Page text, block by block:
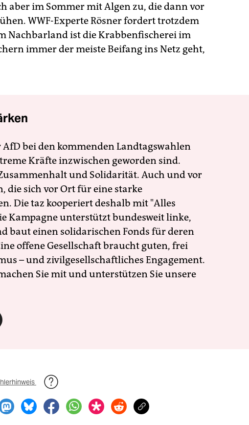
aber im Sommer mit Algen zu, die dann vor
WWF-Experte Rösner fordert trotzdem
Nachbarland ist die Krabbenfischerei im
immer der meiste Beifang ins Netz geht,
bei den kommenden Landtagswahlen
Kräfte inzwischen geworden sind.
und Solidarität. Auch und vor
die sich vor Ort für eine starke
Die taz kooperiert deshalb mit "Alles
Kampagne unterstützt bundesweit linke,
baut einen solidarischen Fonds für deren
offene Gesellschaft braucht guten, frei
– und zivilgesellschaftliches Engagement.
Sie mit und unterstützen Sie unsere